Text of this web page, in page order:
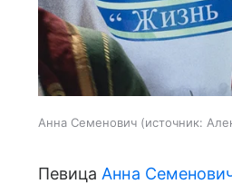
Анна Семенович источник:
Певица Анна